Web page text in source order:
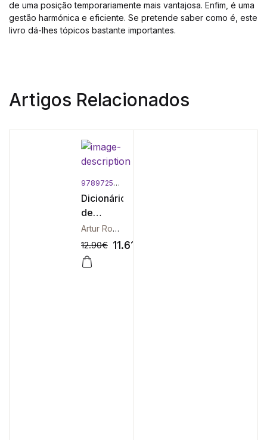
de uma posição temporariamente mais vantajosa. Enfim, é uma
gestão harmónica e eficiente. Se pretende saber como é, este
livro dá-lhes tópicos bastante importantes.
Artigos Relacionados
9789725613658
Dicionário
de
Recursos
Humanos
Artur Rocha Machado | Miguel Nuno Portugal
12.90€ 11.61